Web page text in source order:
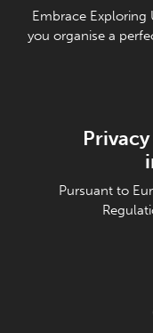
Embrace
you organise a
Pursuant to